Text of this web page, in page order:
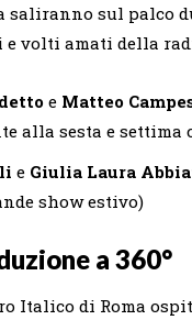
saliranno sul palco
volti amati della
e Matteo
alla sesta e settima
e Giulia Laura
show estivo)
a 360°
Italico di Roma